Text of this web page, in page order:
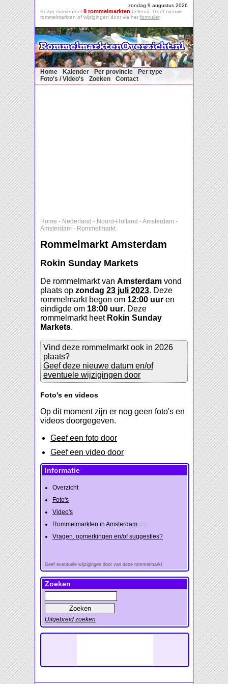
zondag 9 augustus 2026
Er zijn momenteel 9 rommelmarkten bekend. Geef nieuwe
rommelmarkten of wijzigingen door via het formulier.
Home Kalender Per provincie
Per type
Foto's / Video's
Zoeken Contact
Home - Nederland - Noord-Holland -Amsterdam -
Amsterdam - Rommelmarkt
Rommelmarkt Amsterdam
Rokin Sunday Markets
De rommelmarkt van Amsterdam vond
plaats op zondag 23 juli 2023. Deze
rommelmarkt begon om 12:00 uur en
eindigde om 18:00 uur. Deze
rommelmarkt heet Rokin Sunday
Markets.
Vind deze rommelmarkt ook in 2026
plaats?
Geef deze nieuwe datum en/of
eventuele wijzigingen door
Foto's en videos
Op dit moment zijn er nog geen foto's en
videos doorgegeven.
Geef een foto door
Geef een video door
Informatie
Overzicht
Foto's
Video's
Rommelmarkten in Amsterdam (72)
Vragen, opmerkingen en/of suggesties?
Geef eventuele wijzigingen door van deze rommelmarkt
Zoeken
Uitgebreid zoeken